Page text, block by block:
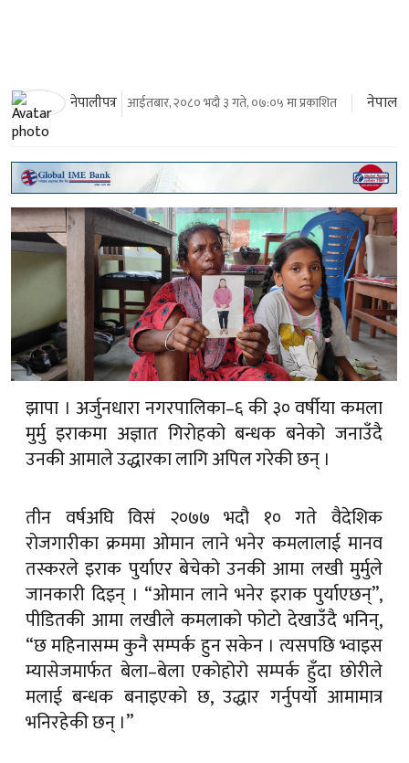
नेपालीपत्र आईतबार, २०८० भदौ ३ गते, ०७:०५ मा प्रकाशित नेपाल
झापा । अर्जुनधारा नगरपालिका–६ की ३० वर्षीया कमला
मुर्मु इराकमा अज्ञात गिरोहको बन्धक बनेको जनाउँदै
उनकी आमाले उद्धारका लागि अपिल गरेकी छन् ।
तीन वर्षअघि विसं २०७७ भदौ १० गते वैदेशिक
रोजगारीका क्रममा ओमान लाने भनेर कमलालाई मानव
तस्करले इराक पुर्याएर बेचेको उनकी आमा लखी मुर्मुले
जानकारी दिइन् । “ओमान लाने भनेर इराक पुर्याएछन्”,
पीडितकी आमा लखीले कमलाको फोटो देखाउँदै भनिन्,
“छ महिनासम्म कुनै सम्पर्क हुन सकेन । त्यसपछि भ्वाइस
म्यासेजमार्फत बेला–बेला एकोहोरो सम्पर्क हुँदा छोरीले
मलाई बन्धक बनाइएको छ, उद्धार गर्नुपर्यो आमामात्र
भनिरहेकी छन् ।”